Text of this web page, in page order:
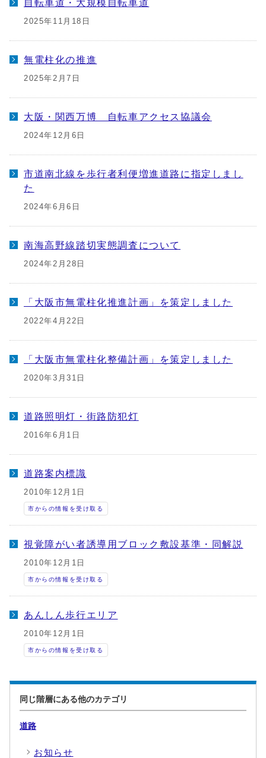
自転車道・大規模自転車道
2025年11月18日
無電柱化の推進
2025年2月7日
大阪・関西万博 自転車アクセス協議会
2024年12月6日
市道南北線を歩行者利便増進道路に指定しまし
た
2024年6月6日
南海高野線踏切実態調査について
2024年2月28日
「大阪市無電柱化推進計画」を策定しました
2022年4月22日
「大阪市無電柱化整備計画」を策定しました
2020年3月31日
道路照明灯・街路防犯灯
2016年6月1日
道路案内標識
2010年12月1日
市からの情報を受け取る
視覚障がい者誘導用ブロック敷設基準・同解説
2010年12月1日
市からの情報を受け取る
あんしん歩行エリア
2010年12月1日
市からの情報を受け取る
同じ階層にある他のカテゴリ
道路
お知らせ